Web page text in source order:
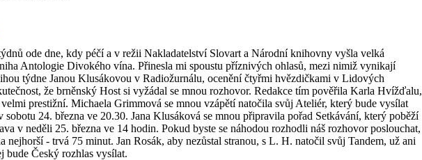
ode dne, kdy péčí a v režii Nakladatelství Slovart a Národní knihovny vyšla velká
Antologie Divokého vína. Přinesla mi spoustu příznivých ohlasů, mezi nimiž vynikají
týdne Janou Klusákovou v Radiožurnálu, ocenění čtyřmi hvězdičkami v Lidových
že brněnský Host si vyžádal se mnou rozhovor. Redakce tím pověřila Karla Hvížďalu,
prestižní. Michaela Grimmová se mnou vzápětí natočila svůj Ateliér, který bude vysílat
sobotu 24. března ve 20.30. Jana Klusáková se mnou připravila pořad Setkávání, který poběží
v neděli 25. března ve 14 hodin. Pokud byste se náhodou rozhodli náš rozhovor poslouchat,
nejhorší - trvá 75 minut. Jan Rosák, aby nezůstal stranou, s L. H. natočil svůj Tandem, už ani
bude Český rozhlas vysílat.